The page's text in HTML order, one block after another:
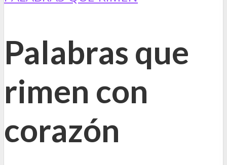
Palabras que
rimen con
corazón